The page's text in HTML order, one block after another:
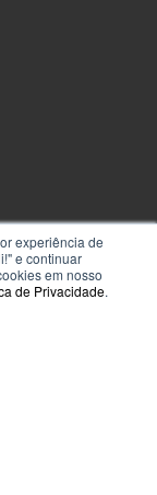
experiência de
e continuar
em nosso
de Privacidade.